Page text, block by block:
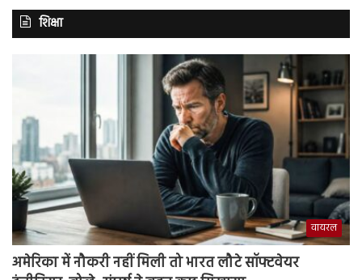
शिक्षा
वायरल
अमेरिका में नौकरी नहीं मिली तो भारत लौटे सॉफ्टवेयर